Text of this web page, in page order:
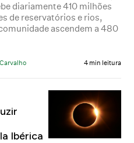
diariamente 410 milhões
de reservatórios e rios,
ascendem a 480
4 min leitura
Ibérica